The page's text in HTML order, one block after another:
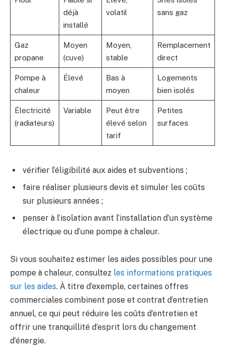
déjà
installé
volatil
sans gaz
Gaz
propane
Moyen
(cuve)
Moyen,
stable
Remplacement
direct
Pompe à
chaleur
Élevé
Bas à
moyen
Logements
bien isolés
Électricité
(radiateurs)
Variable
Peut être
élevé selon
tarif
Petites
surfaces
vérifier l’éligibilité aux aides et subventions ;
faire réaliser plusieurs devis et simuler les coûts
sur plusieurs années ;
penser à l’isolation avant l’installation d’un système
électrique ou d’une pompe à chaleur.
Si vous souhaitez estimer les aides possibles pour une
pompe à chaleur, consultez les informations pratiques
sur les aides. À titre d’exemple, certaines offres
commerciales combinent pose et contrat d’entretien
annuel, ce qui peut réduire les coûts d’entretien et
offrir une tranquillité d’esprit lors du changement
d’énergie.